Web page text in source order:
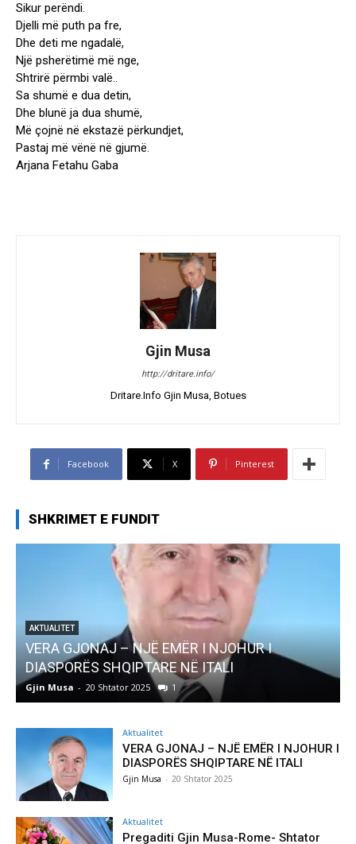
Sikur perëndi.
Djelli më puth pa fre,
Dhe deti me ngadalë,
Një psherëtimë më nge,
Shtrirë përmbi valë..
Sa shumë e dua detin,
Dhe blunë ja dua shumë,
Më çojnë në ekstazë përkundjet,
Pastaj më vënë në gjumë.
Arjana Fetahu Gaba
Gjin Musa
http://dritare.info/
Dritare.Info Gjin Musa, Botues
Facebook X Pinterest
SHKRIMET E FUNDIT
I NJOHUR I
ITALI
AKTUALITET
Pregaditi Gjin Musa-Rome-
Gjin Musa 8 Shtator 2025
Aktualitet
VERA GJONAJ – NJË EMËR I NJOHUR I
DIASPORËS SHQIPTARE NË ITALI
Gjin Musa - 20 Shtator 2025
Aktualitet
Pregaditi Gjin Musa-Rome- Shtator